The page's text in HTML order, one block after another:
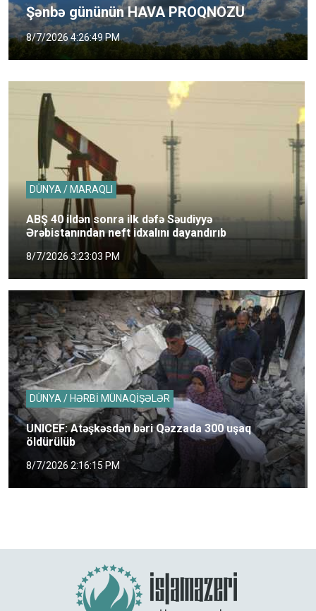
Şənbə gününün HAVA PROQNOZU
8/7/2026 4:26:49 PM
DÜNYA / MARAQLI
ABŞ 40 ildən sonra ilk dəfə Səudiyyə
Ərəbistanından neft idxalını dayandırıb
8/7/2026 3:23:03 PM
DÜNYA / HƏRBİ MÜNAQİŞƏLƏR
UNICEF: Atəşkəsdən bəri Qəzzada 300 uşaq
öldürülüb
8/7/2026 2:16:15 PM